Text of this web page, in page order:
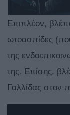
Επιπλέον,
ωτοασπίδες
της
της. Επίσης,
Γαλλίδας στον